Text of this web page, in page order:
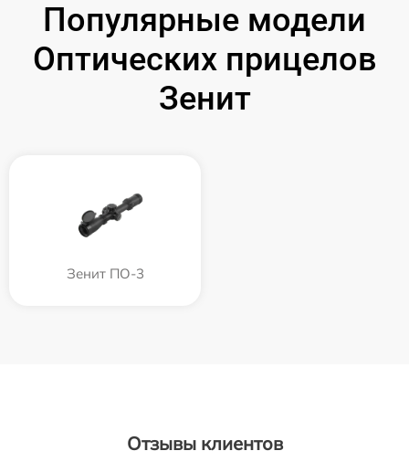
Популярные модели
Оптических прицелов
Зенит
Зенит ПО-3
Отзывы клиентов